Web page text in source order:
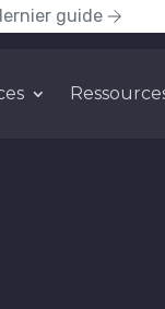
guide